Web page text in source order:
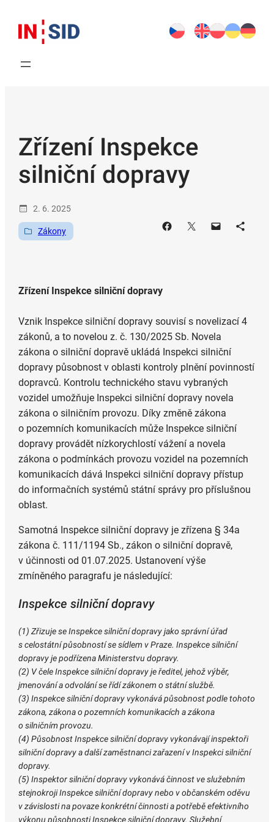
obsah
Zřízení Inspekce
silniční dopravy
2. 6. 2025
Zákony
Zřízení Inspekce silniční dopravy
Vznik Inspekce silniční dopravy souvisí s novelizací 4
zákonů, a to novelou z. č. 130/2025 Sb. Novela
zákona o silniční dopravě ukládá Inspekci silniční
dopravy působnost v oblasti kontroly plnění povinností
dopravců. Kontrolu technického stavu vybraných
vozidel umožňuje Inspekci silniční dopravy novela
zákona o silničním provozu. Díky změně zákona
o pozemních komunikacích může Inspekce silniční
dopravy provádět nízkorychlostí vážení a novela
zákona o podmínkách provozu vozidel na pozemních
komunikacích dává Inspekci silniční dopravy přístup
do informačních systémů státní správy pro příslušnou
oblast.
Samotná Inspekce silniční dopravy je zřízena § 34a
zákona č. 111/1194 Sb., zákon o silniční dopravě,
v účinnosti od 01.07.2025. Ustanovení výše
zmíněného paragrafu je následující:
Inspekce silniční dopravy
(1) Zřizuje se Inspekce silniční dopravy jako správní úřad
s celostátní působností se sídlem v Praze. Inspekce silniční
dopravy je podřízena Ministerstvu dopravy.
(2) V čele Inspekce silniční dopravy je ředitel, jehož výběr,
jmenování a odvolání se řídí zákonem o státní službě.
(3) Inspekce silniční dopravy vykonává působnost podle tohoto
zákona, zákona o pozemních komunikacích a zákona
o silničním provozu.
(4) Působnost Inspekce silniční dopravy vykonávají inspektoři
silniční dopravy a další zaměstnanci zařazení v Inspekci silniční
dopravy.
(5) Inspektor silniční dopravy vykonává činnost ve služebním
stejnokroji Inspekce silniční dopravy nebo v občanském oděvu
v závislosti na povaze konkrétní činnosti a potřebě efektivního
výkonu působnosti Inspekce silniční dopravy. Služební